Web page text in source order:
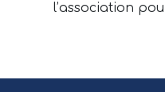
l’association